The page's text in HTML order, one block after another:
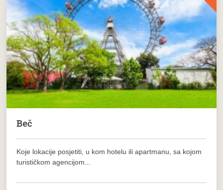
Beč
Koje lokacije posjetiti, u kom hotelu ili apartmanu, sa kojom
turističkom agencijom...